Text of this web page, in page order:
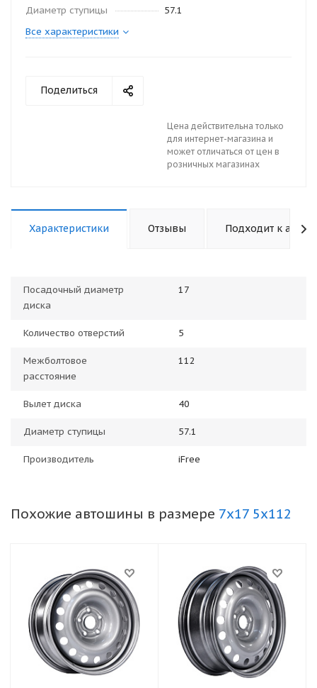
Диаметр ступицы
57.1
Все характеристики
Поделиться
Цена действительна только
для интернет-магазина и
может отличаться от цен в
розничных магазинах
Характеристики Отзывы Подходит к авто
Посадочный диаметр
диска
17
Количество отверстий 5
Межболтовое
расстояние
112
Вылет диска 40
Диаметр ступицы 57.1
Производитель iFree
Похожие автошины в размере 7x17 5x112